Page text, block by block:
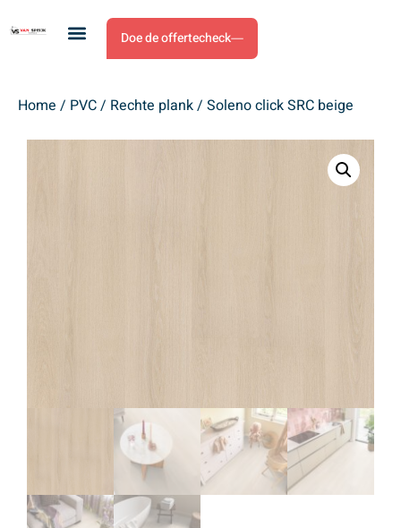
Doe de offertecheck
Home / PVC/ Rechte plank/ Soleno click SRC beige